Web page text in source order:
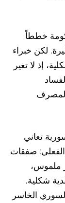
خططاً
لكن خبراء
إذ لا تغير
تعاني
صفقات
ملموس،
شكلية.
الخاسر